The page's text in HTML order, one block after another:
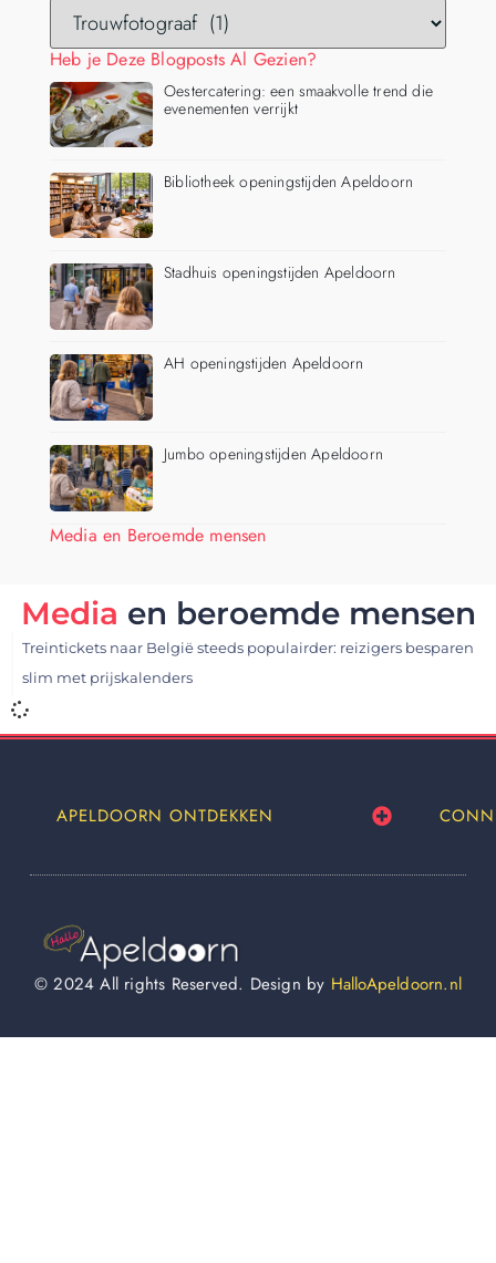
Heb je Deze Blogposts Al Gezien?
Oestercatering: een smaakvolle trend die
evenementen verrijkt
Bibliotheek openingstijden Apeldoorn
Stadhuis openingstijden Apeldoorn
AH openingstijden Apeldoorn
Jumbo openingstijden Apeldoorn
Media en Beroemde mensen
Media en beroemde mensen
Treintickets naar België steeds populairder: reizigers besparen
slim met prijskalenders
APELDOORN ONTDEKKEN
© 2024 All rights Reserved. Design by HalloApeldoorn.nl